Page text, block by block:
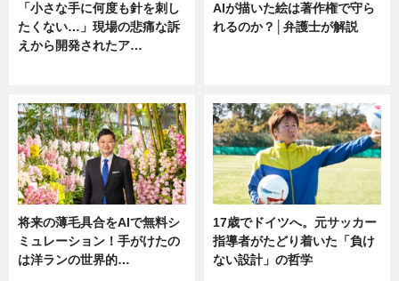
「小さな手に何度も針を刺し
たくない…」現場の悲痛な訴
えから開発されたア…
AIが描いた絵は著作権で守ら
れるのか？│弁護士が解説
将来の薄毛具合をAIで無料シ
ミュレーション！手がけたの
は洋ランの世界的…
17歳でドイツへ。元サッカー
指導者がたどり着いた「負け
ない設計」の哲学